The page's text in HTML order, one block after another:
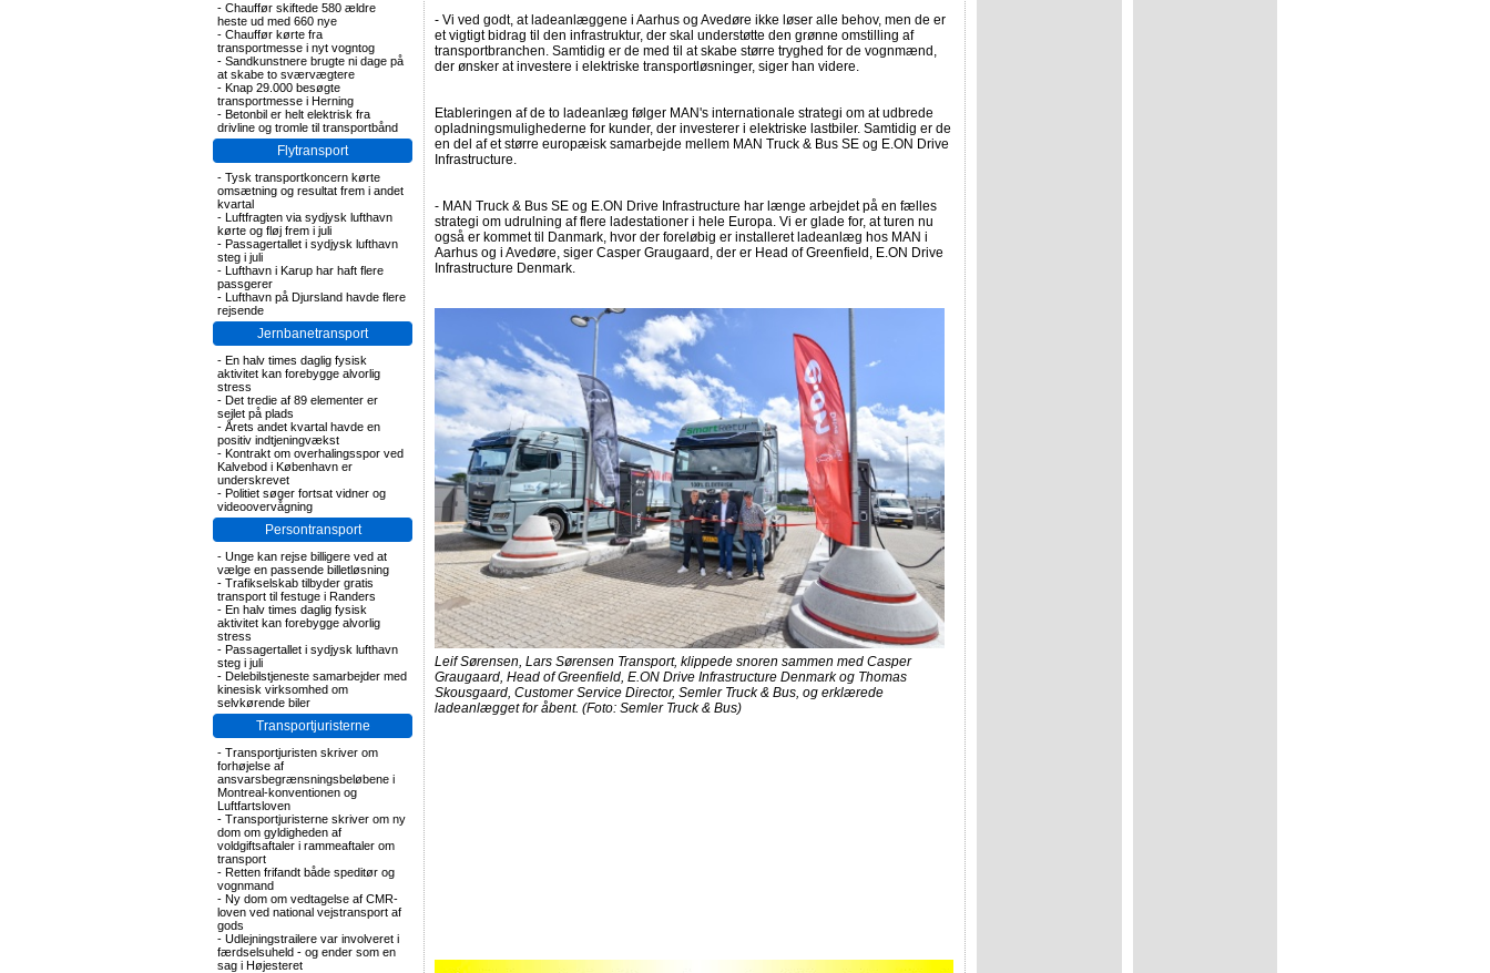
- Chauffør skiftede 580 ældre
heste ud med 660 nye
- Chauffør kørte fra
transportmesse i nyt vogntog
- Sandkunstnere brugte ni dage på
at skabe to sværvægtere
- Knap 29.000 besøgte
transportmesse i Herning
- Betonbil er helt elektrisk fra
drivline og tromle til transportbånd
Flytransport
- Tysk transportkoncern kørte
omsætning og resultat frem i andet
kvartal
- Luftfragten via sydjysk lufthavn
kørte og fløj frem i juli
- Passagertallet i sydjysk lufthavn
steg i juli
- Lufthavn i Karup har haft flere
passgerer
- Lufthavn på Djursland havde flere
rejsende
Jernbanetransport
- En halv times daglig fysisk
aktivitet kan forebygge alvorlig
stress
- Det tredie af 89 elementer er
sejlet på plads
- Årets andet kvartal havde en
positiv indtjeningvækst
- Kontrakt om overhalingsspor ved
Kalvebod i København er
underskrevet
- Politiet søger fortsat vidner og
videoovervågning
Persontransport
- Unge kan rejse billigere ved at
vælge en passende billetløsning
- Trafikselskab tilbyder gratis
transport til festuge i Randers
- En halv times daglig fysisk
aktivitet kan forebygge alvorlig
stress
- Passagertallet i sydjysk lufthavn
steg i juli
- Delebilstjeneste samarbejder med
kinesisk virksomhed om
selvkørende biler
Transportjuristerne
- Transportjuristen skriver om
forhøjelse af
ansvarsbegrænsningsbeløbene i
Montreal-konventionen og
Luftfartsloven
- Transportjuristerne skriver om ny
dom om gyldigheden af
voldgiftsaftaler i rammeaftaler om
transport
- Retten frifandt både speditør og
vognmand
- Ny dom om vedtagelse af CMR-
loven ved national vejstransport af
gods
- Udlejningstrailere var involveret i
færdselsuheld - og ender som en
sag i Højesteret
- Vi ved godt, at ladeanlæggene i Aarhus og Avedøre ikke løser alle behov, men de er
et vigtigt bidrag til den infrastruktur, der skal understøtte den grønne omstilling af
transportbranchen. Samtidig er de med til at skabe større tryghed for de vognmænd,
der ønsker at investere i elektriske transportløsninger, siger han videre.
Etableringen af de to ladeanlæg følger MAN's internationale strategi om at udbrede
opladningsmulighederne for kunder, der investerer i elektriske lastbiler. Samtidig er de
en del af et større europæisk samarbejde mellem MAN Truck & Bus SE og E.ON Drive
Infrastructure.
- MAN Truck & Bus SE og E.ON Drive Infrastructure har længe arbejdet på en fælles
strategi om udrulning af flere ladestationer i hele Europa. Vi er glade for, at turen nu
også er kommet til Danmark, hvor der foreløbig er installeret ladeanlæg hos MAN i
Aarhus og i Avedøre, siger Casper Graugaard, der er Head of Greenfield, E.ON Drive
Infrastructure Denmark.
Leif Sørensen, Lars Sørensen Transport, klippede snoren sammen med Casper
Graugaard, Head of Greenfield, E.ON Drive Infrastructure Denmark og Thomas
Skousgaard, Customer Service Director, Semler Truck & Bus, og erklærede
ladeanlægget for åbent. (Foto: Semler Truck & Bus)